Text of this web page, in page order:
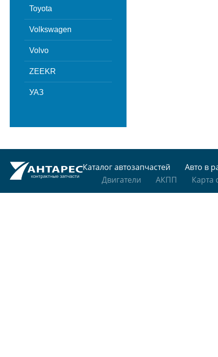
Toyota
Volkswagen
Volvo
ZEEKR
УАЗ
Каталог автозапчастей
Авто в
Двигатели
АКПП Карта